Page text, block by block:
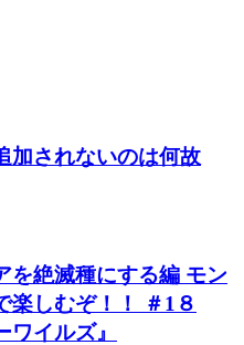
加されないのは何故
を絶滅種にする編 モン
楽しむぞ！！ ＃1８
ワイルズ』